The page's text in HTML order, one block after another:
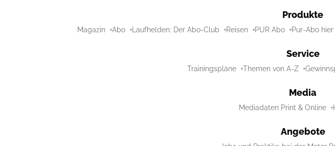
Produkte
Magazin Abo Laufhelden: Der Abo-Club Reisen PUR Abo Pur-Abo
Service
Trainingspläne Themen von A-Z
Media
Mediadaten Print & Online
Angebote